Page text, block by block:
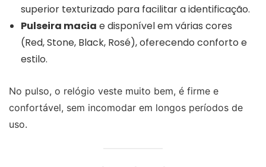
superior texturizado para facilitar a identificação.
Pulseira macia e disponível em várias cores
(Red, Stone, Black, Rosé), oferecendo conforto e
estilo.
No pulso, o relógio veste muito bem, é firme e
confortável, sem incomodar em longos períodos de
uso.